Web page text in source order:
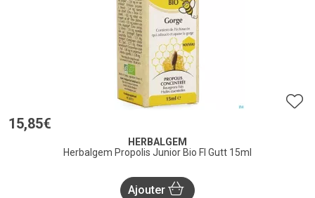
15,85€
HERBALGEM
Herbalgem Propolis Junior Bio Fl Gutt 15ml
Ajouter